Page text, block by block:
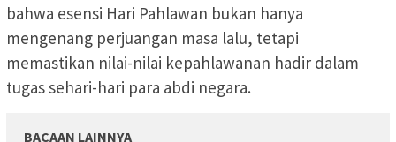
bahwa esensi Hari Pahlawan bukan hanya
mengenang perjuangan masa lalu, tetapi
memastikan nilai-nilai kepahlawanan hadir dalam
tugas sehari-hari para abdi negara.
BACAAN LAINNYA